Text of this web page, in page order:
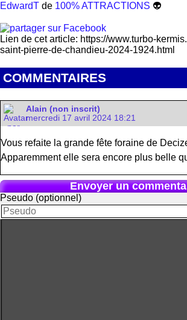
EdwardT de 100% ATTRACTIONS 👽
Lien de cet article: https://www.turbo-
saint-pierre-de-chandieu-2024-1924.html
COMMENTAIRES
Alain (non inscrit)
mercredi 17 avril 2024 18:21
Vous refaite la grande fête foraine de
Apparemment elle sera encore plus belle
Envoyer un
Pseudo (optionnel)